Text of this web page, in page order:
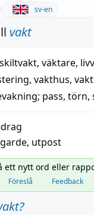
sv-en
vakt
skiltvakt, väktare,
, vakthus,
; pass, törn,
garde, utpost
ett nytt ord eller
Föreslå Feedback
?